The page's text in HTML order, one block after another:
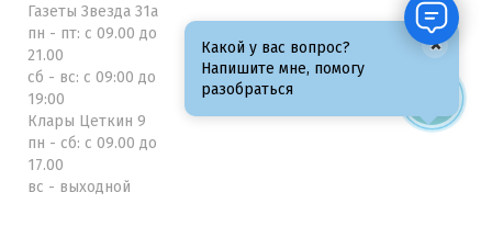
Газеты Звезда 31а
пн - пт: с 09.00 до
21.00
сб - вс: с 09:00 до
19:00
Клары Цеткин 9
пн - сб: с 09.00 до
17.00
вс - выходной
Какой у вас вопрос?
Напишите мне, помогу
разобраться
×